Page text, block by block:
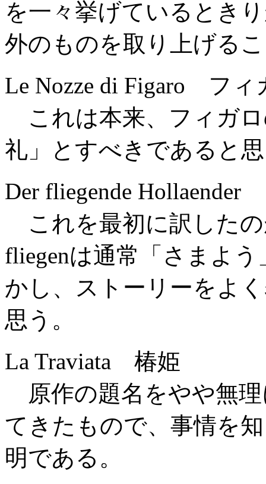
を一々挙げているとき
外のものを取り上げる
Le Nozze di Figaro フィ
これは本来、フィガ
礼」とすべきであると
Der fliegende
これを最初に訳した
fliegenは通常「さまよ
かし、ストーリーをよ
思う。
La Traviata 椿姫
原作の題名をやや無
てきたもので、事情を
明である。